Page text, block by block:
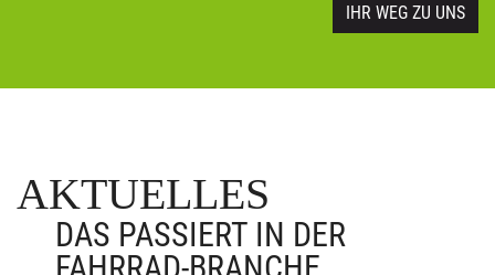
IHR WEG ZU UNS
AKTUELLES
DAS PASSIERT IN DER